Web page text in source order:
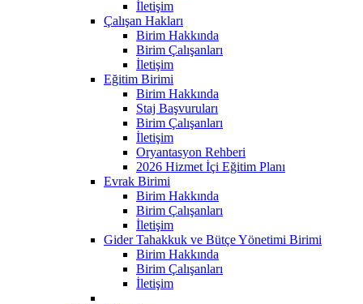
İletişim
Çalışan Hakları
Birim Hakkında
Birim Çalışanları
İletişim
Eğitim Birimi
Birim Hakkında
Staj Başvuruları
Birim Çalışanları
İletişim
Oryantasyon Rehberi
2026 Hizmet İçi Eğitim Planı
Evrak Birimi
Birim Hakkında
Birim Çalışanları
İletişim
Gider Tahakkuk ve Bütçe Yönetimi Birimi
Birim Hakkında
Birim Çalışanları
İletişim